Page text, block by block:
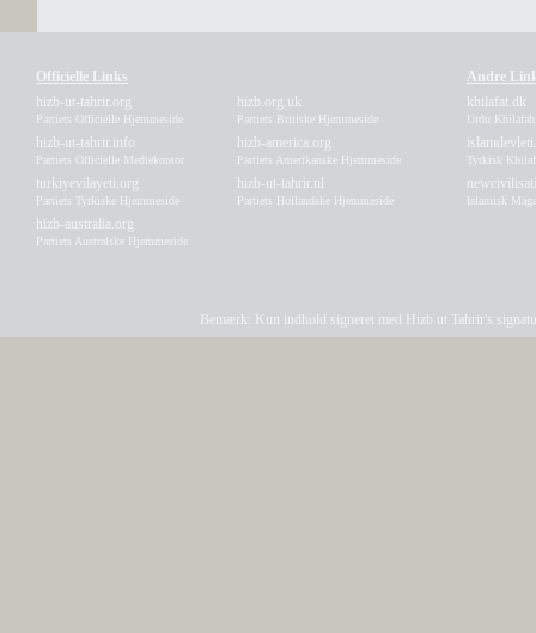
Officielle Links
hizb-ut-tahrir.org
Partiets Officielle Hjemmeside
hizb.org.uk
Partiets Britiske Hjemmeside
hizb-ut-tahrir.info
Partiets Officielle Mediekontor
hizb-america.org
Partiets Amerikanske Hjemmeside
turkiyevilayeti.org
Partiets Tyrkiske Hjemmeside
hizb-ut-tahrir.nl
Partiets Hollandske Hjemmeside
hizb-australia.org
Partiets Australske Hjemmeside
Andre
khilafat.dk
Urdu
Tyrkisk
Islamisk
Bemærk: Kun indhold signeret med Hizb ut Tahrir's